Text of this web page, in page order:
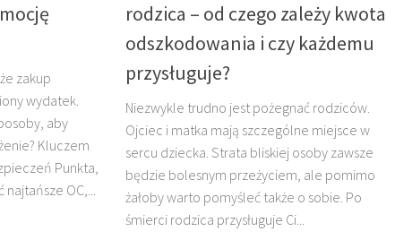
zakup
wydatek.
aby
Kluczem
Punkta,
OC,...
rodzica – od czego zależy kwota
odszkodowania i czy każdemu
przysługuje?
Niezwykle trudno jest pożegnać rodziców.
Ojciec i matka mają szczególne miejsce w
sercu dziecka. Strata bliskiej osoby zawsze
będzie bolesnym przeżyciem, ale pomimo
żałoby warto pomyśleć także o sobie. Po
śmierci rodzica przysługuje Ci...